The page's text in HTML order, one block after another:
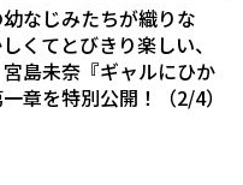
幼なじみたちが織りな
くてとびきり楽しい、
島未奈『ギャルにひか
章を特別公開！（2/4）